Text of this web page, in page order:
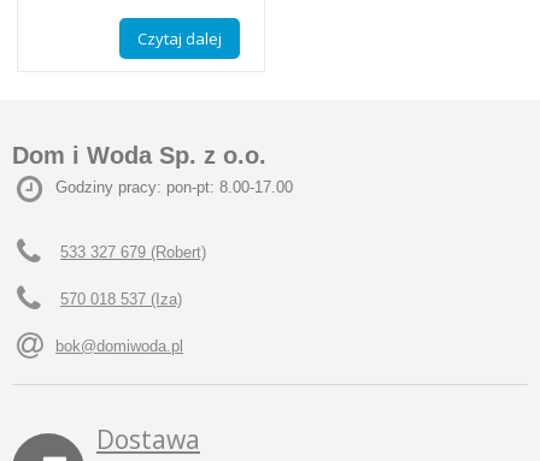
Czytaj dalej
Dom i Woda Sp. z o.o.
Godziny pracy: pon-pt: 8.00-17.00
533 327 679 (Robert)
570 018 537 (Iza)
bok@domiwoda.pl
Dostawa